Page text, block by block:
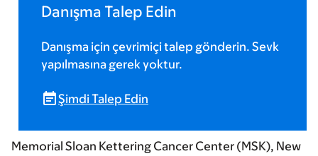
Danışma Talep Edin
Danışma için çevrimiçi talep gönderin. Sevk
yapılmasına gerek yoktur.
Şimdi Talep Edin
Memorial Sloan Kettering Cancer Center (MSK), New